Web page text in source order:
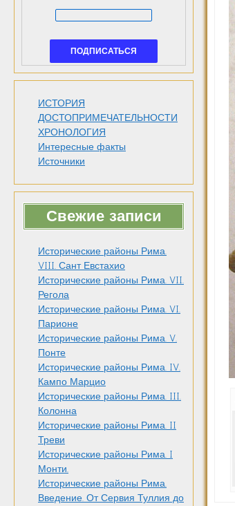
ИСТОРИЯ
ДОСТОПРИМЕЧАТЕЛЬНОСТИ
ХРОНОЛОГИЯ
Интересные факты
Источники
Свежие записи
Исторические районы Рима.
VIII. Сант Евстахио
Исторические районы Рима. VII.
Регола
Исторические районы Рима. VI.
Парионе
Исторические районы Рима. V.
Понте
Исторические районы Рима. IV.
Кампо Марцио
Исторические районы Рима. III.
Колонна
Исторические районы Рима. II
Треви
Исторические районы Рима. I
Монти.
Исторические районы Рима.
Введение. От Сервия Туллия до